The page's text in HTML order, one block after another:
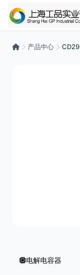
产品中心
电解电容器